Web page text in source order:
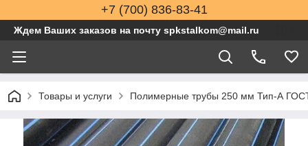
+7 (700) 836-83-41
Ждем Ваших заказов на почту spkstalkom@mail.ru
Товары и услуги Полимерные трубы 250 мм Тип-А